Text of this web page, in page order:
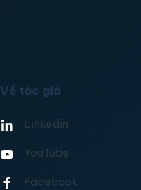
Về tác giả
Linkedin
YouTube
Facebook